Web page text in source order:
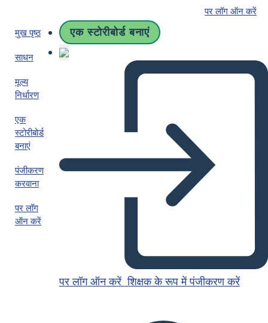
पर लॉग ऑन करें
मुख पृष्ठ
साधन
मूल्य
निर्धारण
एक
स्टोरीबोर्ड
बनाएं
पंजीकरण
करवाना
पर लॉग
ऑन करें
एक स्टोरीबोर्ड बनाएं
पर लॉग ऑन करें शिक्षक के रूप में पंजीकरण करें